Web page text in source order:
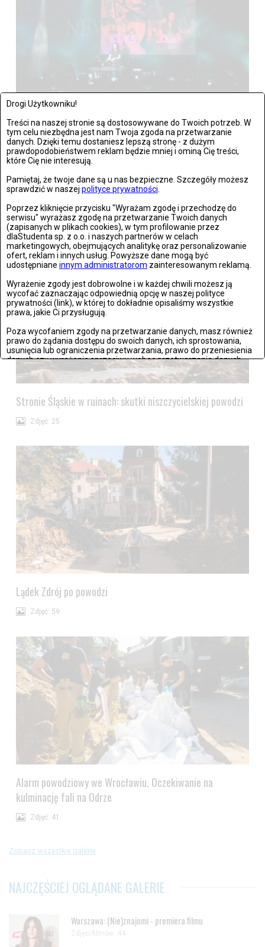
Drogi Użytkowniku!
Treści na naszej stronie są dostosowywane do Twoich potrzeb. W
tym celu niezbędna jest nam Twoja zgoda na przetwarzanie
danych. Dzięki temu dostaniesz lepszą stronę - z dużym
prawdopodobieństwem reklam będzie mniej i ominą Cię treści,
które Cię nie interesują.
Pamiętaj, że twoje dane są u nas bezpieczne. Szczegóły możesz
sprawdzić w naszej polityce prywatności
Poprzez kliknięcie przycisku "Wyrażam zgodę i przechodzę do
serwisu" wyrażasz zgodę na przetwarzanie Twoich danych
(zapisanych w plikach cookies), w tym profilowanie przez
dlaStudenta sp. z o.o. i naszych partnerów w celach
marketingowych, obejmujących analitykę oraz personalizowanie
ofert, reklam i innych usług. Powyższe dane mogą być
udostępniane innym administratorom zainteresowanym reklamą.
Wyrażenie zgody jest dobrowolne i w każdej chwili możesz ją
wycofać zaznaczając odpowiednią opcję w naszej polityce
prywatności (link), w której to dokładnie opisaliśmy wszystkie
prawa, jakie Ci przysługują.
Poza wycofaniem zgody na przetwarzanie danych, masz również
prawo do żądania dostępu do swoich danych, ich sprostowania,
usunięcia lub ograniczenia przetwarzania, prawo do przeniesienia
danych czy wyrażenia sprzeciwu wobec przetwarzania danych.
Jeżeli nie chcesz wyrazić zgody na przetwarzanie plików cookies,
Wyrażam zgodę i przechodzę do serwisu
Warszawa: The Kiffness zagrał w Warszawie
Zdjęć: 21
Wrocław: Romeo i Julia - próba prasowa we wrocławskim
Teatrze Capitol
Zdjęć: 26
Stronie Śląskie w ruinach: skutki niszczycielskiej powodzi
Zdjęć: 25
Lądek Zdrój po powodzi
Zdjęć: 59
Alarm powodziowy we Wrocławiu. Oczekiwanie na
kulminację fali na Odrze
Zdjęć: 41
Zobacz wszystkie galerie
NAJCZĘŚCIEJ OGLĄDANE GALERIE
Warszawa: (Nie)znajomi - premiera filmu
Zdjęc/filmów: 44